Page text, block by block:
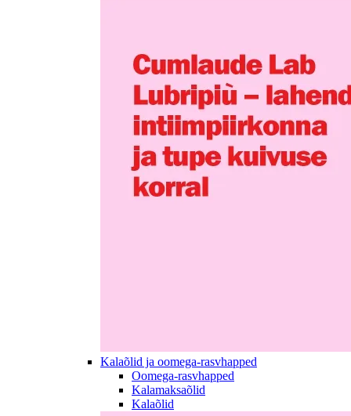
Kalaõlid ja oomega-rasvhapped
Oomega-rasvhapped
Kalamaksaõlid
Kalaõlid